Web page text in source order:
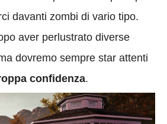
davanti zombi di vario tipo.
aver perlustrato diverse
dovremo sempre star attenti
confidenza.